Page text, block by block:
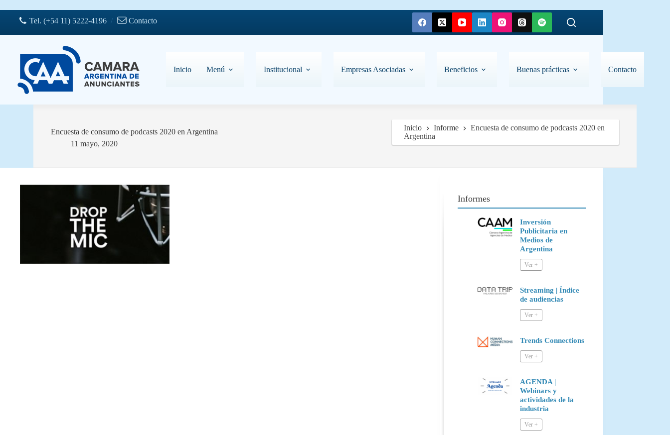
al
contenidoTel. (+54 11) 5222-4196/ Contacto
Inicio Menú Institucional Empresas Asociadas Beneficios Buenas prácticas Contacto
Encuesta de consumo de podcasts 2020 en Argentina
11 mayo, 2020
Inicio Informe
Encuesta de consumo de podcasts 2020 en
Argentina
Informes
Inversión
Publicitaria en
Medios de
Argentina
Streaming | Índice
de audiencias
Trends Connections
AGENDA |
Webinars y
actividades de la
industria